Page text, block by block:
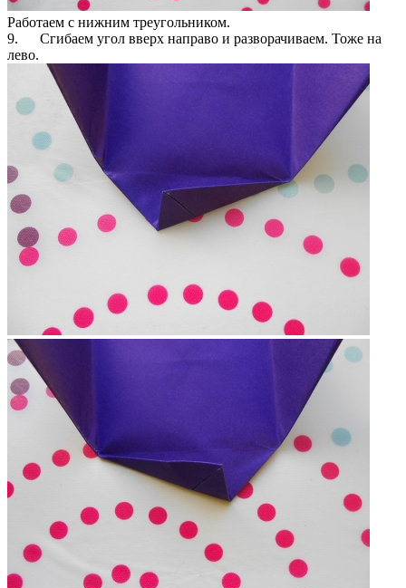
Работаем с нижним треугольником.
9. Сгибаем угол вверх направо и разворачиваем. Тоже на
лево.